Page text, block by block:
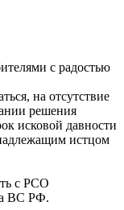
с радостью
на отсутствие
решения
исковой давности
истцом
с РСО
ВС РФ.